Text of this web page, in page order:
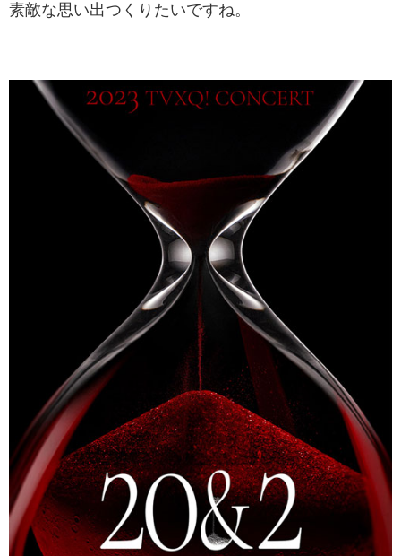
素敵な思い出つくりたいですね。